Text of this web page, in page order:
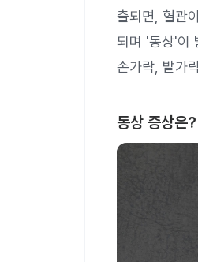
출되면, 혈관
되며 '동상'이
손가락, 발가
동상 증상은?